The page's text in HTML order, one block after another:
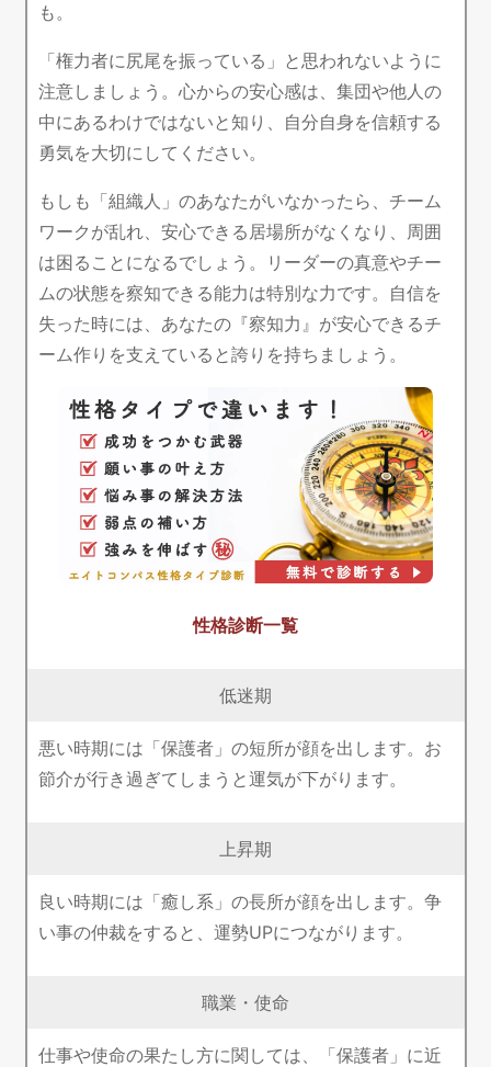
も。
「権力者に尻尾を振っている」と思われないように
注意しましょう。心からの安心感は、集団や他人の
中にあるわけではないと知り、自分自身を信頼する
勇気を大切にしてください。
もしも「組織人」のあなたがいなかったら、チーム
ワークが乱れ、安心できる居場所がなくなり、周囲
は困ることになるでしょう。リーダーの真意やチー
ムの状態を察知できる能力は特別な力です。自信を
失った時には、あなたの『察知力』が安心できるチ
ーム作りを支えていると誇りを持ちましょう。
性格診断一覧
低迷期
悪い時期には「保護者」の短所が顔を出します。お
節介が行き過ぎてしまうと運気が下がります。
上昇期
良い時期には「癒し系」の長所が顔を出します。争
い事の仲裁をすると、運勢UPにつながります。
職業・使命
仕事や使命の果たし方に関しては、「保護者」に近